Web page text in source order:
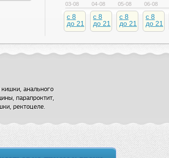
03-08
c 8
до 21
04-08
c 8
до 21
05-08
c 8
до 21
06-08
c 8
до 21
анального
парапроктит,
ректоцеле.